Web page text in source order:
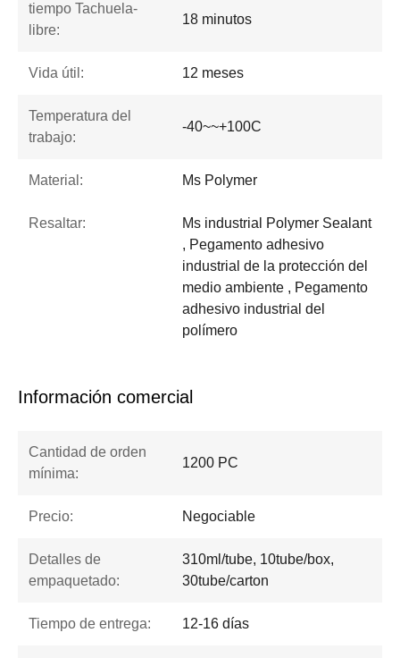
tiempo Tachuela-
libre:
18 minutos
Vida útil: 12 meses
Temperatura del
trabajo:
-40~~+100C
Material: Ms Polymer
Resaltar:
Ms industrial Polymer Sealant
, Pegamento adhesivo
industrial de la protección del
medio ambiente , Pegamento
adhesivo industrial del
polímero
Información comercial
Cantidad de orden
mínima:
1200 PC
Precio: Negociable
Detalles de
empaquetado:
310ml/tube, 10tube/box,
30tube/carton
Tiempo de entrega: 12-16 días